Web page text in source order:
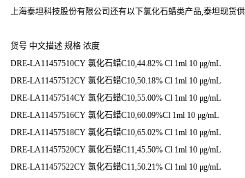
上海泰坦科技股份有限公司还有以下氯化石蜡类产品,泰坦现货
货号 中文描述 规格 浓度
DRE-LA11457510CY 氯化石蜡C10,44.82% Cl 1ml 10 μg/mL
DRE-LA11457512CY 氯化石蜡C10,50.18% Cl 1ml 10 μg/mL
DRE-LA11457514CY 氯化石蜡C10,55.00% Cl 1ml 10 μg/mL
DRE-LA11457516CY 氯化石蜡C10,60.09%Cl 1ml 10 μg/mL
DRE-LA11457518CY 氯化石蜡C10,65.02% Cl 1ml 10 μg/mL
DRE-LA11457520CY 氯化石蜡C11,45.50% Cl 1ml 10 μg/mL
DRE-LA11457522CY 氯化石蜡C11,50.21% Cl 1ml 10 μg/mL